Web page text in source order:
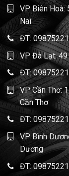
VP Biên Hoà:
Nai
ĐT:
VP Đà Lạt: 49
ĐT:
VP Cần Thơ:
Cần Thơ
ĐT:
VP Bình
Dương
ĐT: